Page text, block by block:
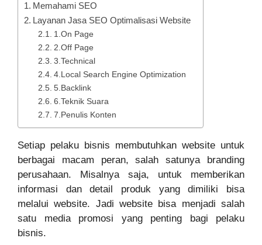
Memahami SEO
Layanan Jasa SEO Optimalisasi Website
1.On Page
2.Off Page
3.Technical
4.Local Search Engine Optimization
5.Backlink
6.Teknik Suara
7.Penulis Konten
Setiap pelaku bisnis membutuhkan website untuk
berbagai macam peran, salah satunya branding
perusahaan. Misalnya saja, untuk memberikan
informasi dan detail produk yang dimiliki bisa
melalui website. Jadi website bisa menjadi salah
satu media promosi yang penting bagi pelaku
bisnis.